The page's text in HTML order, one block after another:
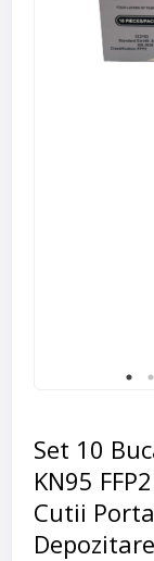
Set 10
KN95
Cutii